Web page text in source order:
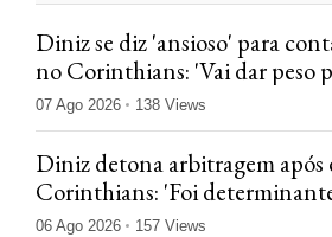
Diniz se diz 'ansioso' para
no Corinthians: 'Vai dar peso
07 Ago 2026 138 Views
Diniz detona arbitragem após
Corinthians: 'Foi
confronto'
06 Ago 2026 157 Views